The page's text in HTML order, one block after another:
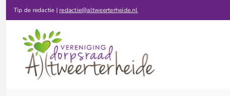
naar
Tip de redactie | redactie@altweerterheide.nl